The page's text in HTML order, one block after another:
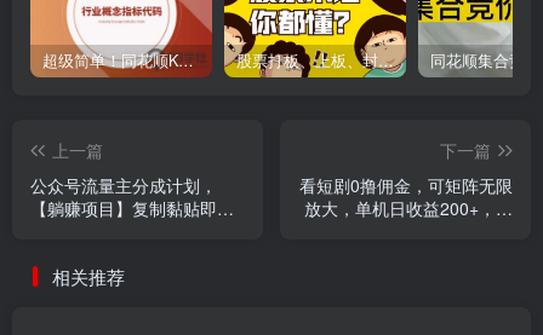
超级简单！同花顺K线界面显示行业概念指标代码图解 股票打板、上板、封板、翘板、炸板是什么意思？炒股你必须懂的暗语！
上一篇
公众号流量主分成计划，
【躺赚项目】复制黏贴即
下一篇
看短剧0撸佣金，可矩阵无限
放大，单机日收益200+，新
相关推荐